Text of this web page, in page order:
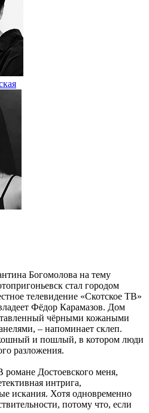
Богомолова на тему
стал городом
телевидение «Скотское ТВ»
Фёдор Карамазов. Дом
чёрными кожаными
– напоминает склеп.
и пошлый, в котором люди
разложения.
романе Достоевского меня,
интрига,
искания. Хотя одновременно
потому что, если